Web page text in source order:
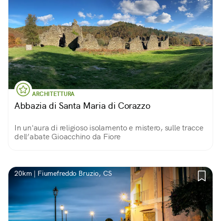
ARCHITETTURA
Abbazia di Santa Maria di Corazzo
In un'aura di religioso isolamento e mistero, sulle tracce
dell’abate Gioacchino da Fiore
20km | Fiumefreddo Bruzio, CS